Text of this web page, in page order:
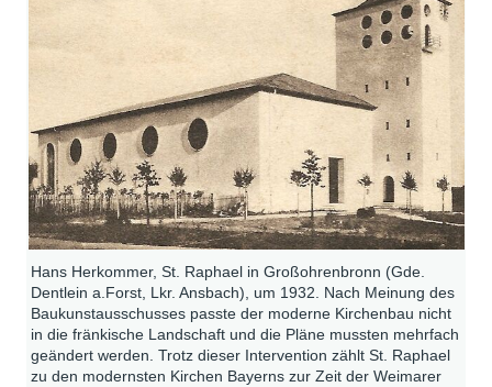
Hans Herkommer, St. Raphael in Großohrenbronn (Gde.
Dentlein a.Forst, Lkr. Ansbach), um 1932. Nach Meinung des
Baukunstausschusses passte der moderne Kirchenbau nicht
in die fränkische Landschaft und die Pläne mussten mehrfach
geändert werden. Trotz dieser Intervention zählt St. Raphael
zu den modernsten Kirchen Bayerns zur Zeit der Weimarer